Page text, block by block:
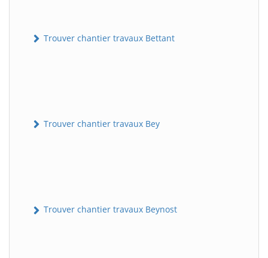
Trouver chantier travaux Bettant
Trouver chantier travaux Bey
Trouver chantier travaux Beynost